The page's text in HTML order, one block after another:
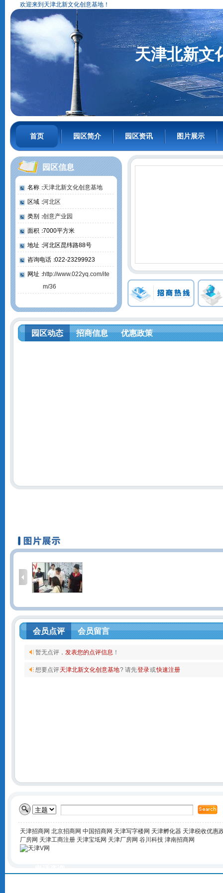
欢迎来到天津北新文化创意基地！
天津北新文
首页 园区简介 园区资讯 图片展示
园区信息
名称：天津北新文化创意基地
区域：河北区
类别：创意产业园
面积：7000平方米
地址：河北区昆纬路88号
咨询电话：022-23299923
网址：http://www.022yq.com/ite
m/36
园区动态 招商信息 优惠政策
会员点评 会员留言
暂无点评， 发表您的点评信息 ！
想要点评天津北新文化创意基地? 请先登录或快速注册
天津招商网 北京招商网 中国招商网 天津写字楼网 天津孵化器 天津税收优惠
厂房网 天津工商注册 天津宝坻网 天津厂房网 谷川科技 津南招商网